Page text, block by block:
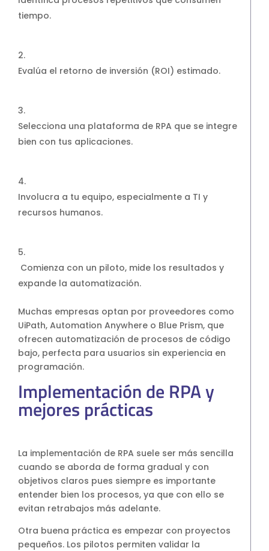
tiempo.
Evalúa el retorno de inversión (ROI) estimado.
Selecciona una plataforma de RPA que se integre
bien con tus aplicaciones.
Involucra a tu equipo, especialmente a TI y
recursos humanos.
Comienza con un piloto, mide los resultados y
expande la automatización.
Muchas empresas optan por proveedores como
UiPath, Automation Anywhere o Blue Prism, que
ofrecen automatización de procesos de código
bajo, perfecta para usuarios sin experiencia en
programación.
Implementación de RPA y
mejores prácticas
La implementación de RPA suele ser más sencilla
cuando se aborda de forma gradual y con
objetivos claros pues siempre es importante
entender bien los procesos, ya que con ello se
evitan retrabajos más adelante.
Otra buena práctica es empezar con proyectos
pequeños. Los pilotos permiten validar la